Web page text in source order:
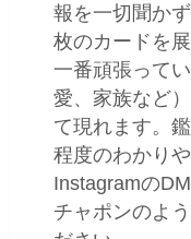
報を一切聞か
枚のカードを
一番頑張って
愛、家族など
て現れます。
程度のわかり
Instagramの
チャポンのよ